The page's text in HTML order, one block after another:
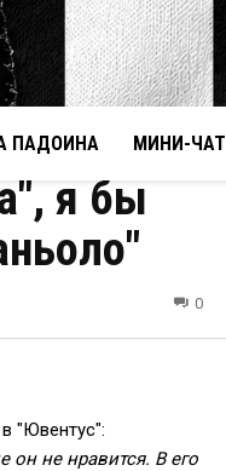
ПАДОИНА МИНИ-ЧАТ
я бы
0
"Ювентус":
он не нравится. В его